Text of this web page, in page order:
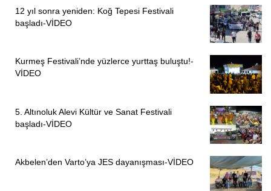
12 yıl sonra yeniden: Koğ Tepesi Festivali
başladı-VİDEO
Kurmeş Festivali’nde yüzlerce yurttaş buluştu!-
VİDEO
5. Altınoluk Alevi Kültür ve Sanat Festivali
başladı-VİDEO
Akbelen’den Varto’ya JES dayanışması-VİDEO